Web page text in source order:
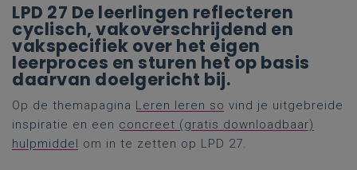
LPD 27 De leerlingen reflecteren
cyclisch, vakoverschrijdend en
vakspecifiek over het eigen
leerproces en sturen het op basis
daarvan doelgericht bij.
Op de themapagina Leren leren so vind je uitgebreide
inspiratie en een concreet (gratis downloadbaar)
hulpmiddel om in te zetten op LPD 27.